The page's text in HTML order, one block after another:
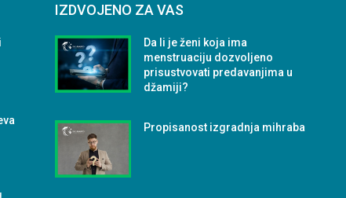
IZDVOJENO ZA VAS
Da li je ženi koja ima
menstruaciju dozvoljeno
prisustvovati predavanjima u
džamiji?
Propisanost izgradnja mihraba